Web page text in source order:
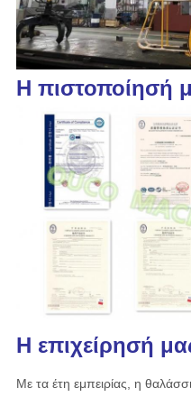
Η πιστοποίησή
Η επιχείρησή
Με τα έτη εμπειρίας, η